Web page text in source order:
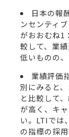
日本の報
ンセンティ
がおおむね1
較して、業
低いものの
業績評価
別にみると
と比較して
が高く、キ
い。LTIでは
の指標の採